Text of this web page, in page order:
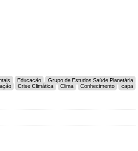
Educação
Grupo de Estudos Saúde Planetária
Crise Climática Clima Conhecimento capa